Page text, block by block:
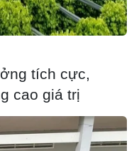
tích cực,
cao giá trị